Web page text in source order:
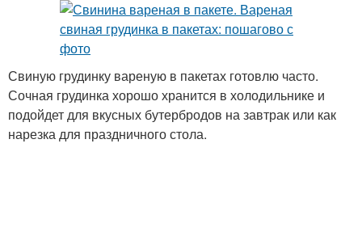
Свиную грудинку вареную в пакетах готовлю часто.
Сочная грудинка хорошо хранится в холодильнике и
подойдет для вкусных бутербродов на завтрак или как
нарезка для праздничного стола.